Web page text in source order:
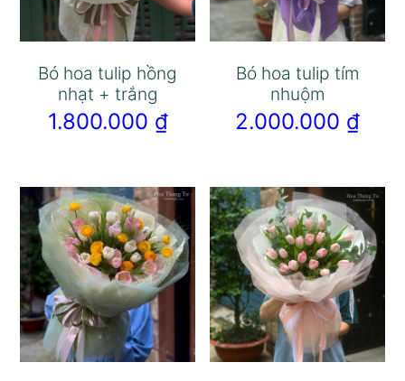
Bó hoa tulip hồng
nhạt + trắng
1.800.000 ₫
Bó hoa tulip tím
nhuộm
2.000.000 ₫